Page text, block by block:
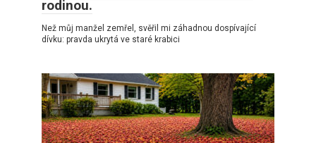
rodinou.
Než můj manžel zemřel, svěřil mi záhadnou dospívající
dívku: pravda ukrytá ve staré krabici